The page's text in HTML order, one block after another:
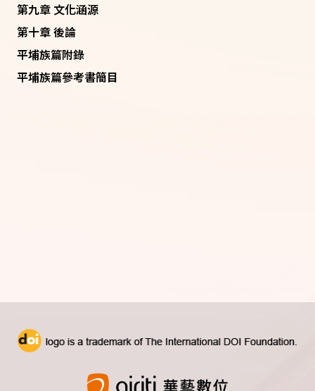
第九章 文化涵源
第十章 後論
平埔族篇附錄
平埔族篇參考書簡目